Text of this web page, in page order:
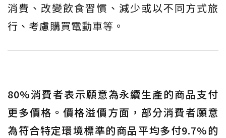
消費、改變飲食習慣、減少或以不同方式旅
行、考慮購買電動車等。
80%消費者表示願意為永續生產的商品支付
更多價格。價格溢價方面，部分消費者願意
為符合特定環境標準的商品平均多付9.7%的